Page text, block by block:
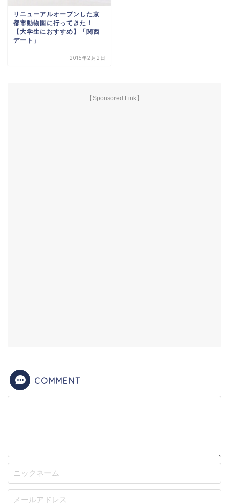
リニューアルオープンした京
都市動物園に行ってきた！
【大学生におすすめ】「関西
デート」
2016年2月2日
【Sponsored Link】
COMMENT